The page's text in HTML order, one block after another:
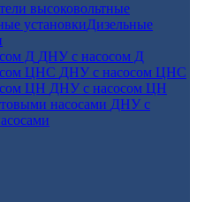
высоковольтные
Дизельные
ДНУ с насосом Д
ДНУ с насосом ЦНС
ДНУ с насосом ЦН
ДНУ с